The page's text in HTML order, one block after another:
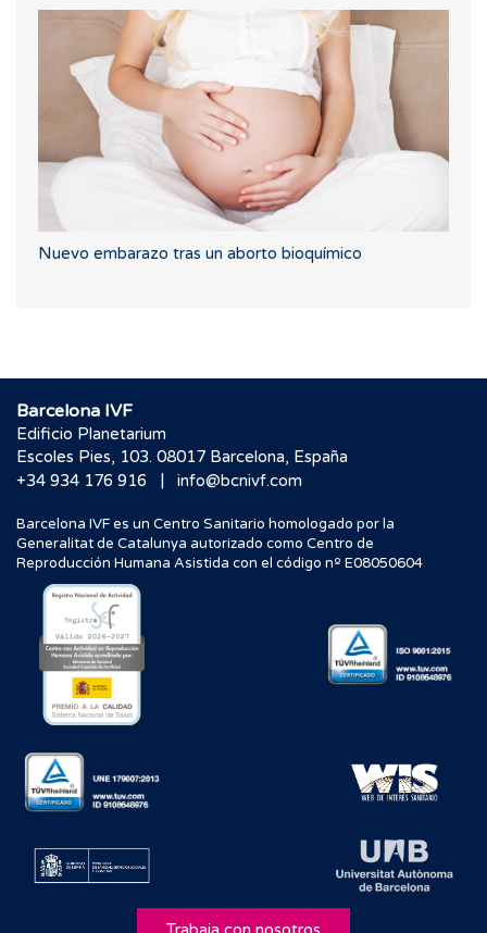
Nuevo embarazo tras un aborto bioquímico
Barcelona IVF
Edificio Planetarium
Escoles Pies, 103. 08017 Barcelona, España
+34 934 176 916
| info@bcnivf.com
Barcelona IVF es un Centro Sanitario homologado por la
Generalitat de Catalunya autorizado como Centro de
Reproducción Humana Asistida con el código nº E08050604